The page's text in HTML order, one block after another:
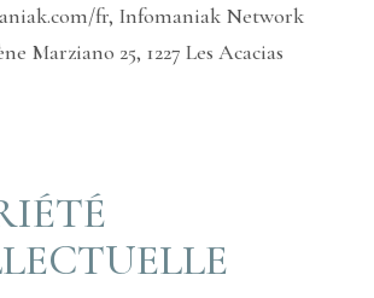
fr, Infomaniak Network
Marziano 25, 1227 Les Acacias